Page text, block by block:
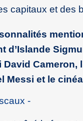
capitaux et des
d’Islande
David
Messi et le
-